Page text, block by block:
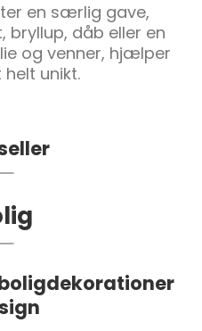
en særlig gave,
bryllup, dåb eller en
og venner, hjælper
unikt.